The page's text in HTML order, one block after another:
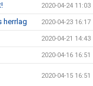
2020-04-24 11:03
herrlag 2020-04-23 16:17
2020-04-21 14:43
2020-04-16 16:51
2020-04-15 16:51